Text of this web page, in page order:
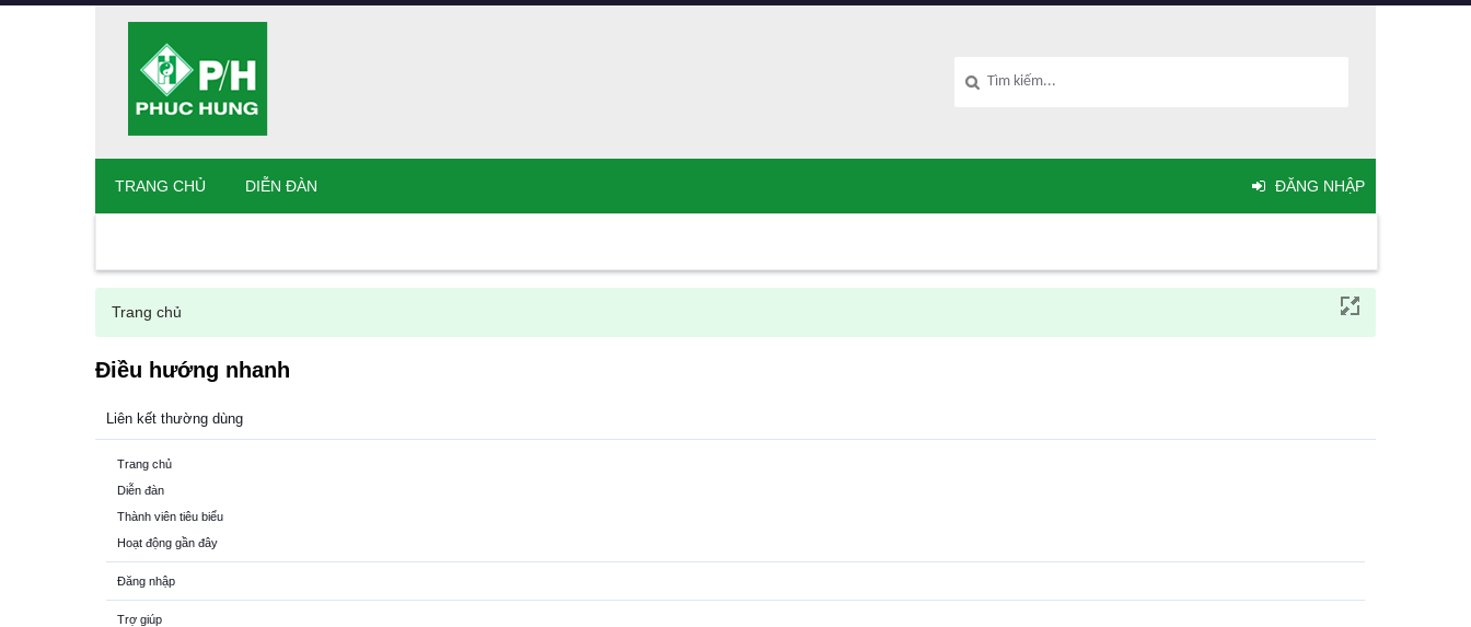
Trang chủ
Điều hướng nhanh
Liên kết thường dùng
Trang chủ
Diễn đàn
Thành viên tiêu biểu
Hoạt động gần đây
Đăng nhập
Trợ giúp
TRANG CHỦ DIỄN ĐÀN ĐĂNG NHẬP